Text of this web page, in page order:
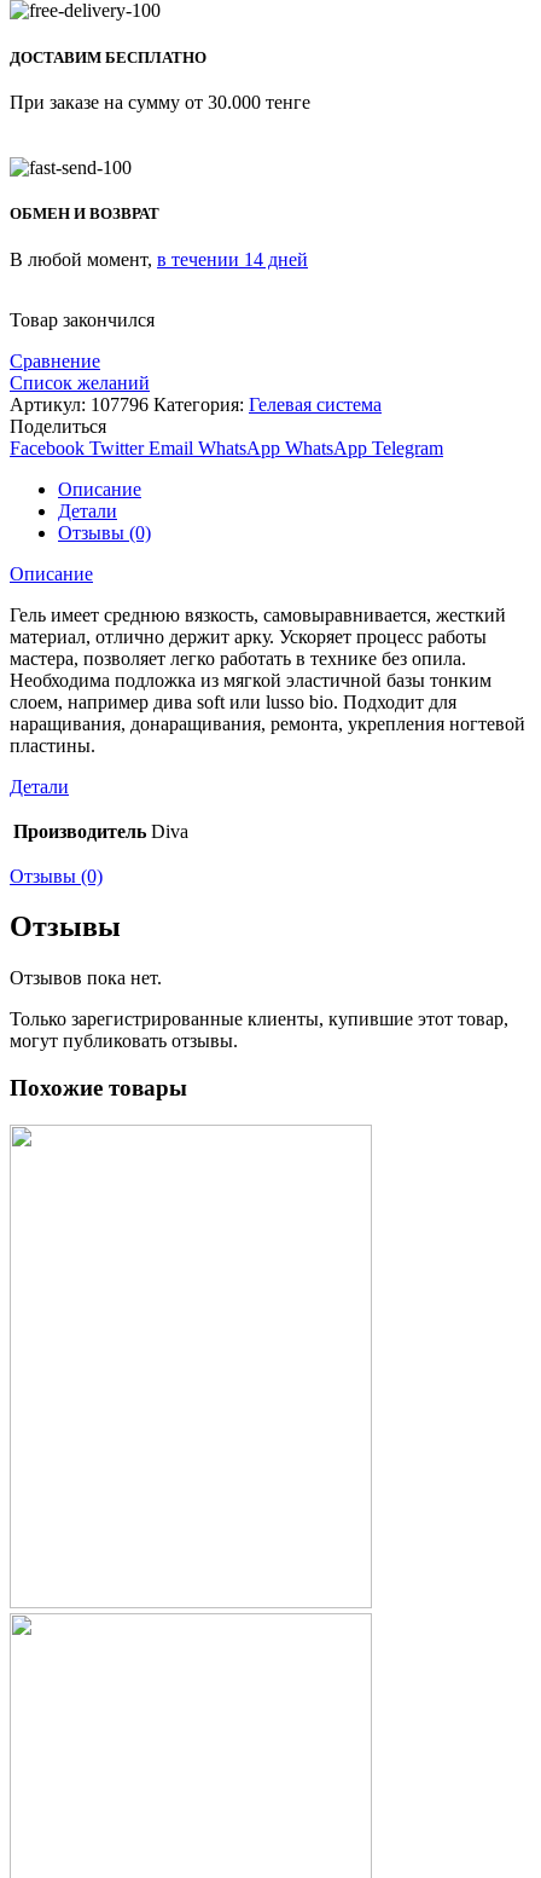
ДОСТАВИМ БЕСПЛАТНО
При заказе на сумму от 30.000 тенге
ОБМЕН И ВОЗВРАТ
В любой момент, в течении 14 дней
Товар закончился
Сравнение
Список желаний
Артикул: 107796 Категория: Гелевая система
Поделиться
Facebook Twitter Email WhatsApp WhatsApp Telegram
Описание
Детали
Отзывы (0)
Описание
Гель имеет среднюю вязкость, самовыравнивается, жесткий
материал, отлично держит арку. Ускоряет процесс работы
мастера, позволяет легко работать в технике без опила.
Необходима подложка из мягкой эластичной базы тонким
слоем, например дива soft или lusso bio. Подходит для
наращивания, донаращивания, ремонта, укрепления ногтевой
пластины.
Детали
Производитель Diva
Отзывы (0)
Отзывы
Отзывов пока нет.
Только зарегистрированные клиенты, купившие этот товар,
могут публиковать отзывы.
Похожие товары